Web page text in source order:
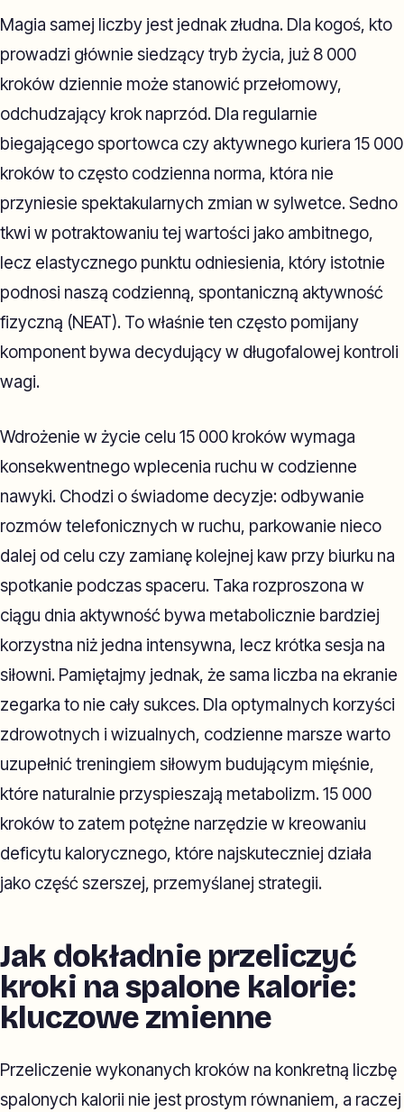
Magia samej liczby jest jednak złudna. Dla kogoś, kto
prowadzi głównie siedzący tryb życia, już 8 000
kroków dziennie może stanowić przełomowy,
odchudzający krok naprzód. Dla regularnie
biegającego sportowca czy aktywnego kuriera 15 000
kroków to często codzienna norma, która nie
przyniesie spektakularnych zmian w sylwetce. Sedno
tkwi w potraktowaniu tej wartości jako ambitnego,
lecz elastycznego punktu odniesienia, który istotnie
podnosi naszą codzienną, spontaniczną aktywność
fizyczną (NEAT). To właśnie ten często pomijany
komponent bywa decydujący w długofalowej kontroli
wagi.
Wdrożenie w życie celu 15 000 kroków wymaga
konsekwentnego wplecenia ruchu w codzienne
nawyki. Chodzi o świadome decyzje: odbywanie
rozmów telefonicznych w ruchu, parkowanie nieco
dalej od celu czy zamianę kolejnej kaw przy biurku na
spotkanie podczas spaceru. Taka rozproszona w
ciągu dnia aktywność bywa metabolicznie bardziej
korzystna niż jedna intensywna, lecz krótka sesja na
siłowni. Pamiętajmy jednak, że sama liczba na ekranie
zegarka to nie cały sukces. Dla optymalnych korzyści
zdrowotnych i wizualnych, codzienne marsze warto
uzupełnić treningiem siłowym budującym mięśnie,
które naturalnie przyspieszają metabolizm. 15 000
kroków to zatem potężne narzędzie w kreowaniu
deficytu kalorycznego, które najskuteczniej działa
jako część szerszej, przemyślanej strategii.
Jak dokładnie przeliczyć
kroki na spalone kalorie:
kluczowe zmienne
Przeliczenie wykonanych kroków na konkretną liczbę
spalonych kalorii nie jest prostym równaniem, a raczej